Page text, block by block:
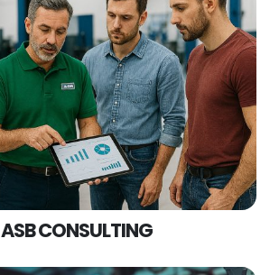
ASB CONSULTING